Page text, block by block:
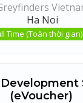
Ha Noi
Time (Toàn thời gian)
(eVoucher)